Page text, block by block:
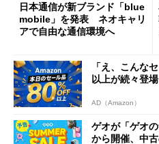
日本通信が新ブランド「blue
mobile」を発表 ネオキャリ
アで自由な通信環境へ
「え、こんな
以上が続々登
AD（Amazon）
ゲオが「ゲオ
から開催、中